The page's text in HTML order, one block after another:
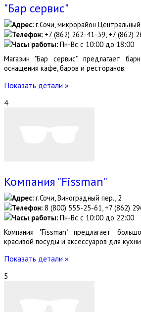
"Бар сервис"
Адрес: г.Сочи, микрорайон
Телефон: +7 (862) 262-41-39, +7 (862)
Часы работы: Пн-Вс с 10:00 до 18:00
Магазин "Бар сервис" предлагает
оснащения кафе, баров и ресторанов.
Показать детали »
4
Компания "Fissman"
Адрес: г.Сочи, Виноградный пер., 2
Телефон: 8 (800) 555-25-61, +7 (862)
Часы работы: Пн-Вс с 10:00 до 22:00
Компания "Fissman" предлагает
красивой посуды и аксессуаров для
Показать детали »
5